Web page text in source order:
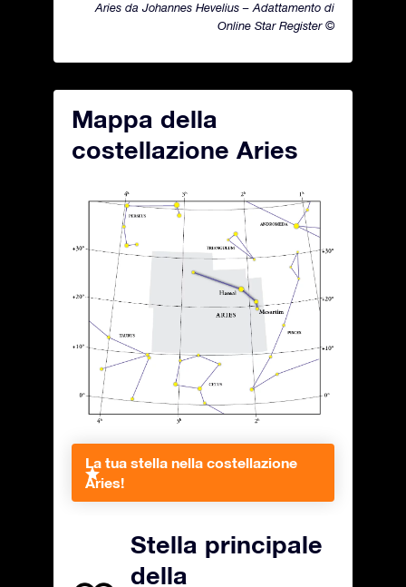
Aries da Johannes Hevelius – Adattamento di
Online Star Register ©
Mappa della
costellazione Aries
La tua stella nella costellazione
Aries!
Stella principale
della